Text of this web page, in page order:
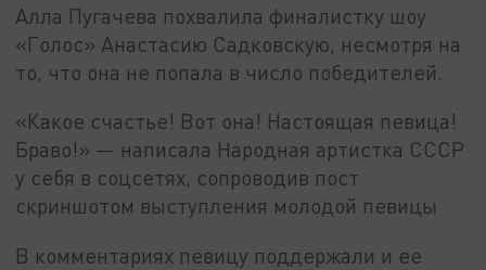
Алла Пугачева похвалила финалистку шоу
«Голос» Анастасию Садковскую, несмотря на
то, что она не попала в число победителей.
«Какое счастье! Вот она! Настоящая певица!
Браво!» — написала Народная артистка СССР
у себя в соцсетях, сопроводив пост
скриншотом выступления молодой певицы
В комментариях певицу поддержали и ее